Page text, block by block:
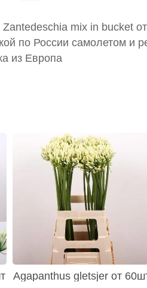
Zantedeschia mix in bucket
по России самолетом и
из Европа
Agapanthus gletsjer от